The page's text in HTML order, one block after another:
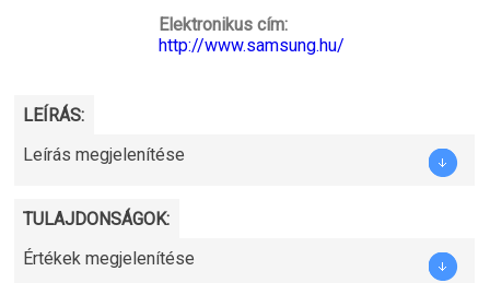
Elektronikus cím:
http://www.samsung.hu/
LEÍRÁS:
Leírás megjelenítése
TULAJDONSÁGOK:
Értékek megjelenítése